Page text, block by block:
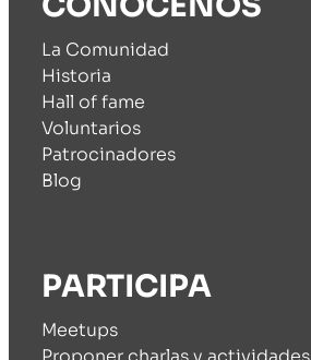
La Comunidad
Historia
Hall of fame
Voluntarios
Patrocinadores
Blog
PARTICIPA
Meetups